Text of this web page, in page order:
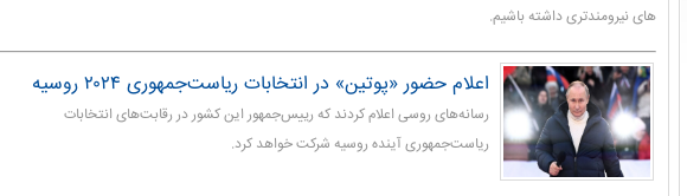
های نیرومندتری داشته باشیم.
اعلام حضور «پوتین» در انتخابات ریاست‌جمهوری ۲۰۲۴ روسیه
رسانه‌های روسی اعلام کردند که رییس‌جمهور این کشور در رقابت‌های انتخابات
ریاست‌جمهوری آینده روسیه شرکت خواهد کرد.